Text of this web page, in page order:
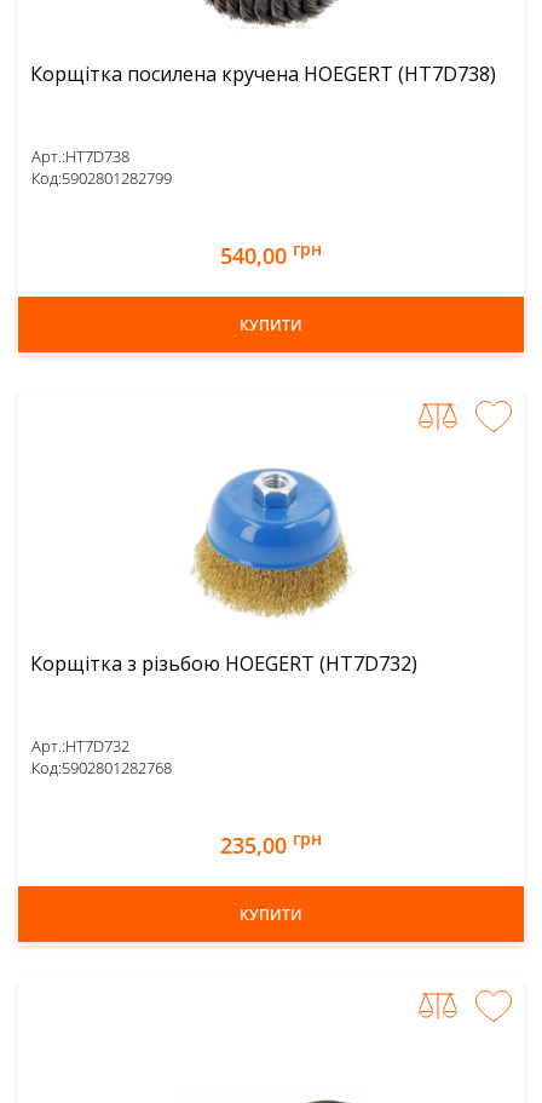
Корщітка посилена кручена HOEGERT (HT7D738)
Арт.:HT7D738
Код:5902801282799
540,00 грн
КУПИТИ
Корщітка з різьбою HOEGERT (HT7D732)
Арт.:HT7D732
Код:5902801282768
235,00 грн
КУПИТИ